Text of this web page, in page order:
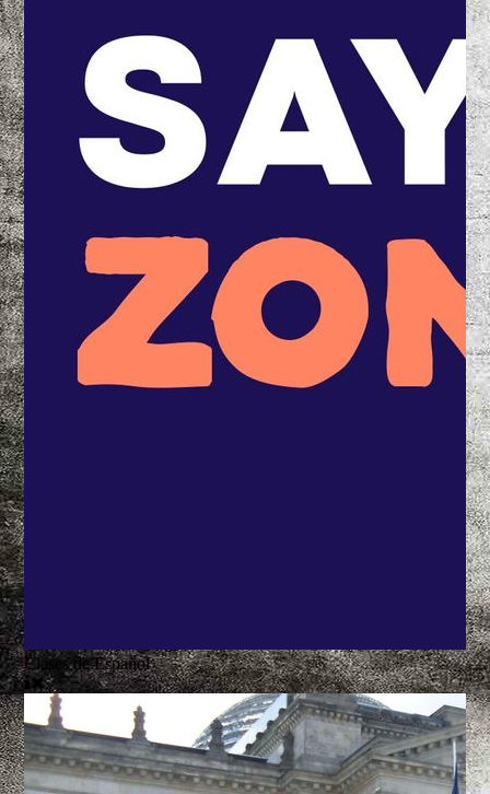
Clases de Español